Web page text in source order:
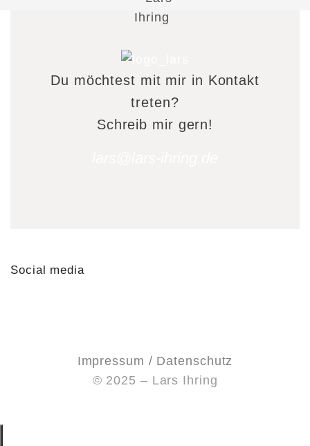
Du möchtest mit mir in Kontakt
treten?
Schreib mir gern!
Social media
Impressum / Datenschutz
© 2025 – Lars Ihring